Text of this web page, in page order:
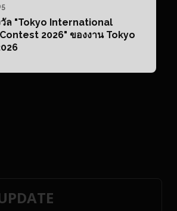
วัล "Tokyo International
2026" ของงาน Tokyo